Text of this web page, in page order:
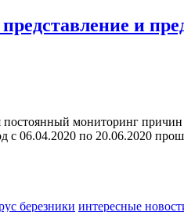
и
постоянный мониторинг
с 06.04.2020 по 20.06.2020
березники интересные